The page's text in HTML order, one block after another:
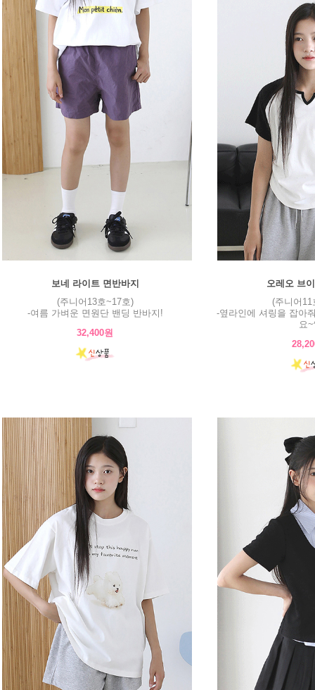
보네 라이트 면반바지
(주니어13호~17호)
-여름 가벼운 면원단 밴딩 반바지!
32,400원
오레오 브
(주니어11
-옆라인에 셔링을 잡아
요